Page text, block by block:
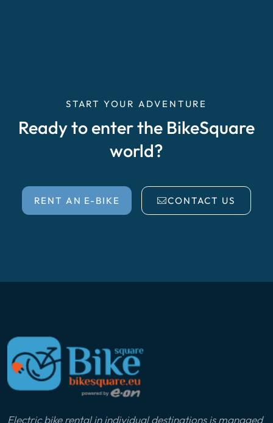
START YOUR ADVENTURE
Ready to enter the BikeSquare
world?
RENT AN E-BIKE CONTACT US
Electric bike rental in individual destinations is managed